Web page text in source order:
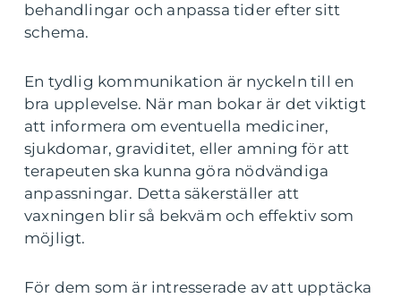
behandlingar och anpassa tider efter sitt
schema.
En tydlig kommunikation är nyckeln till en
bra upplevelse. När man bokar är det viktigt
att informera om eventuella mediciner,
sjukdomar, graviditet, eller amning för att
terapeuten ska kunna göra nödvändiga
anpassningar. Detta säkerställer att
vaxningen blir så bekväm och effektiv som
möjligt.
För dem som är intresserade av att upptäcka